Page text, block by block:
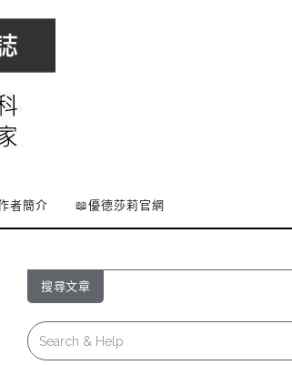
者簡介 📖優德莎莉官網
搜尋文章
Search
for: